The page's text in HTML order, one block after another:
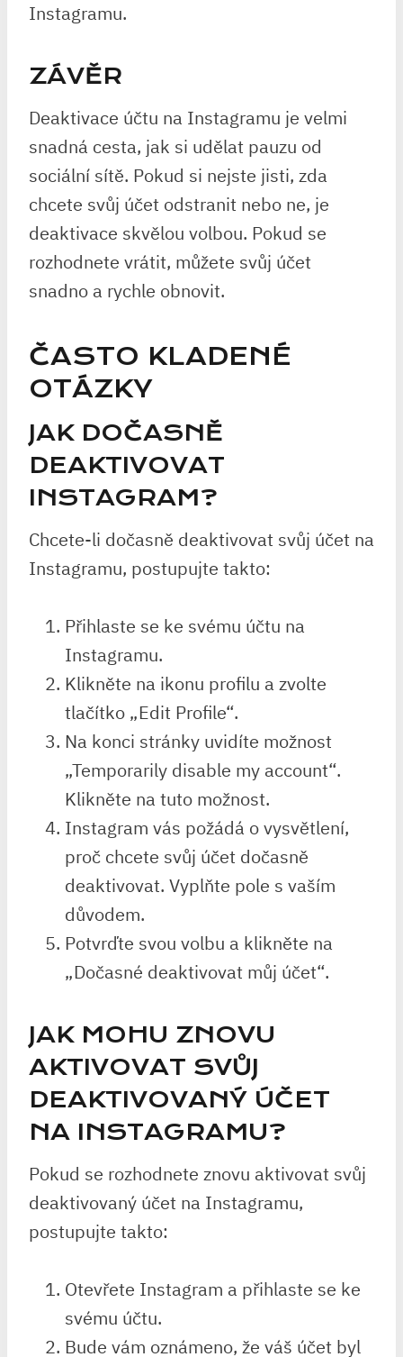
Instagramu.
ZÁVĚR
Deaktivace účtu na Instagramu je velmi
snadná cesta, jak si udělat pauzu od
sociální sítě. Pokud si nejste jisti, zda
chcete svůj účet odstranit nebo ne, je
deaktivace skvělou volbou. Pokud se
rozhodnete vrátit, můžete svůj účet
snadno a rychle obnovit.
ČASTO KLADENÉ
OTÁZKY
JAK DOČASNĚ
DEAKTIVOVAT
INSTAGRAM?
Chcete-li dočasně deaktivovat svůj účet na
Instagramu, postupujte takto:
Přihlaste se ke svému účtu na
Instagramu.
Klikněte na ikonu profilu a zvolte
tlačítko „Edit Profile“.
Na konci stránky uvidíte možnost
„Temporarily disable my account“.
Klikněte na tuto možnost.
Instagram vás požádá o vysvětlení,
proč chcete svůj účet dočasně
deaktivovat. Vyplňte pole s vaším
důvodem.
Potvrďte svou volbu a klikněte na
„Dočasné deaktivovat můj účet“.
JAK MOHU ZNOVU
AKTIVOVAT SVŮJ
DEAKTIVOVANÝ ÚČET
NA INSTAGRAMU?
Pokud se rozhodnete znovu aktivovat svůj
deaktivovaný účet na Instagramu,
postupujte takto:
Otevřete Instagram a přihlaste se ke
svému účtu.
Bude vám oznámeno, že váš účet byl